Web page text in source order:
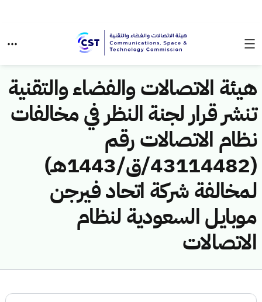
هيئة الاتصالات والفضاء والتقنية
تنشر قرار لجنة النظر في مخالفات
نظام الاتصالات رقم
(43114482/ق/1443هـ)
لمخالفة شركة اتحاد فيرجن
موبايل السعودية لنظام
الاتصالات